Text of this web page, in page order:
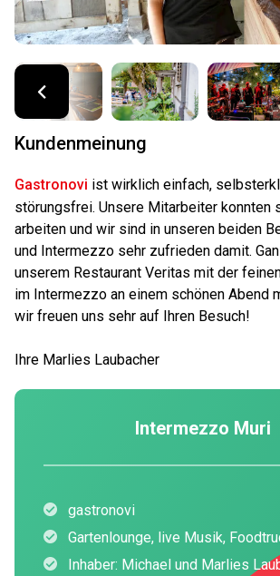
Kundenmeinung
Gastronovi ist wirklich einfach,
störungsfrei. Unsere Mitarbeiter konnten
arbeiten und wir sind in unseren beiden
und Intermezzo sehr zufrieden damit.
unserem Restaurant Veritas mit der
im Intermezzo an einem schönen Abend
wir freuen uns sehr auf Ihren Besuch!
Ihre Marlies Laubacher
Intermezzo Muri
gastronovi
Gartenlounge, live Musik,
Inhaber: Michael und Marlies